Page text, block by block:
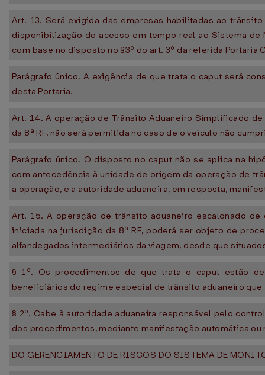
Art. 13. Será exigida das empresas habilitadas ao
disponibilização do acesso em tempo real ao Sistema
com base no disposto no §3º do art. 3º da referida Portaria
Parágrafo único. A exigência de que trata o caput será
desta Portaria.
Art. 14. A operação de Trânsito Aduaneiro Simplificado
da 8ª RF, não será permitida no caso de o veículo não
Parágrafo único. O disposto no caput não se aplica na
com antecedência à unidade de origem da operação de
a operação, e a autoridade aduaneira, em resposta,
Art. 15. A operação de trânsito aduaneiro escalonado
iniciada na jurisdição da 8ª RF, poderá ser objeto de
alfandegados intermediários da viagem, desde que
§ 1º. Os procedimentos de que trata o caput estão
beneficiários do regime especial de trânsito aduaneiro que
§ 2º. Cabe à autoridade aduaneira responsável pelo
dos procedimentos, mediante manifestação automática
DO GERENCIAMENTO DE RISCOS DO SISTEMA DE